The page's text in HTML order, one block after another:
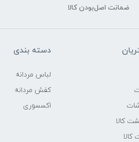
ضمانت اصل‌بودن کالا
کالا
کالا
دسته بندی
لباس مردانه
کفش مردانه
اکسسوری